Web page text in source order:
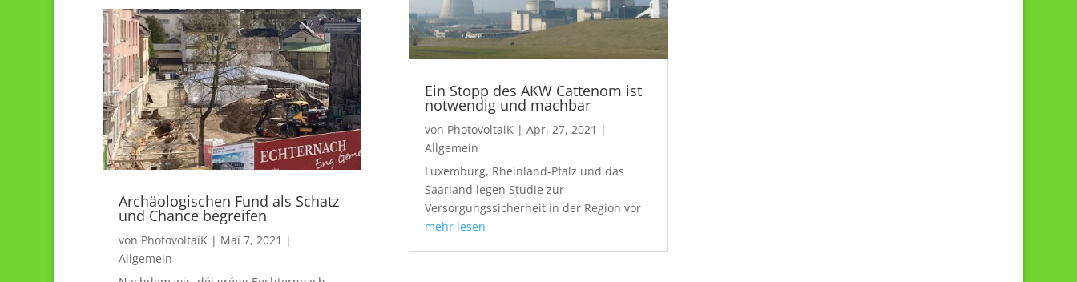
Archäologischen Fund als Schatz
und Chance begreifen
von PhotovoltaiK| Mai 7, 2021 |
Allgemein
Ein Stopp des AKW Cattenom ist
notwendig und machbar
von PhotovoltaiK |Apr. 27, 2021 |
Allgemein
Luxemburg, Rheinland-Pfalz und das
Saarland legen Studie zur
Versorgungssicherheit in der Region vor
mehr lesen